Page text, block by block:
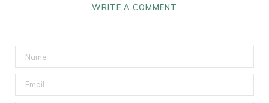
WRITE A COMMENT